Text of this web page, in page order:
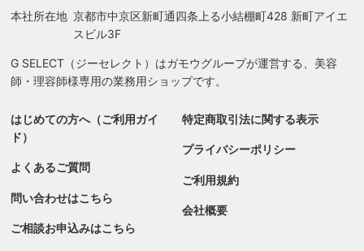
本社所在地 京都市中京区新町通四条上る小結棚町428 新町アイエ
スビル3F
G SELECT（ジーセレクト）はガモウグループが運営する、美容
師・理容師様専用の業務用ショップです。
はじめての方へ（ご利用ガイ
ド）
よくあるご質問
問い合わせはこちら
ご相談お申込みはこちら
特定商取引法に関する表示
プライバシーポリシー
ご利用規約
会社概要